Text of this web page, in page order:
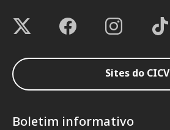
Sites do CICV
Boletim informativo